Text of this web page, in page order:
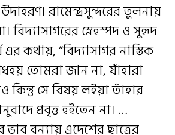
রামেন্দ্রসুন্দরের তুলনায়
বিদ্যাসাগরের স্নেহস্পদ ও সুহৃদ
কথায়, “বিদ্যাসাগর নাস্তিক
তোমরা জান না, যাঁহারা
কিন্তু সে বিষয় লইয়া তাঁহার
প্রবৃত্ত হইতেন না। …
ভাব বন্যায় এদেশের ছাত্রের